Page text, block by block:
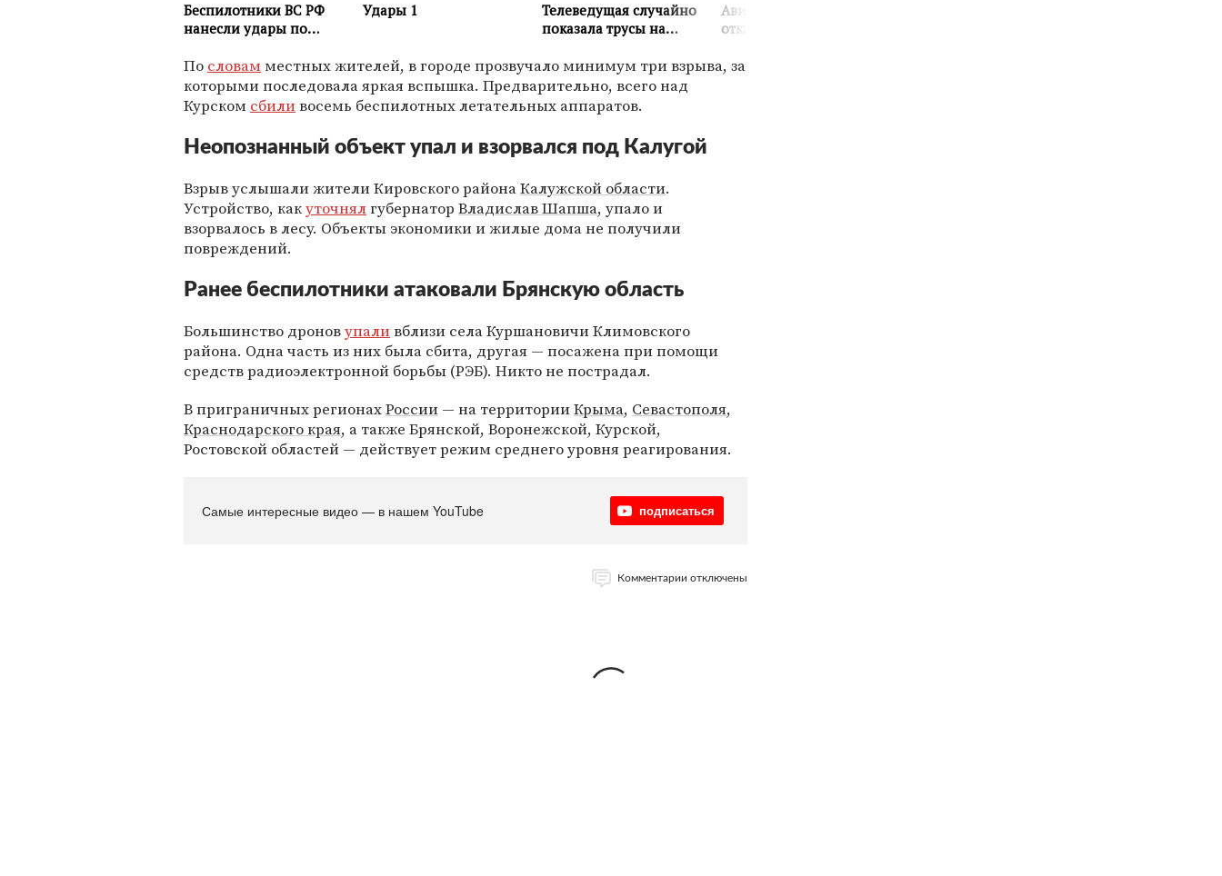
По словам местных жителей, в городе прозвучало минимум три взрыва, за
которыми последовала яркая вспышка. Предварительно, всего над
Курском сбиливосемь беспилотных летательных аппаратов.
Неопознанный объект упал и взорвался под Калугой
Взрыв услышали жители Кировского районаКалужской области.
Устройство, какуточнялгубернатор Владислав Шапша, упало и
взорвалось в лесу. Объекты экономики и жилые дома не получили
повреждений.
Ранее беспилотники атаковали Брянскую область
Большинство дроновупаливблизи села Куршановичи Климовского
района. Одна часть из них была сбита, другая — посажена при помощи
средств радиоэлектронной борьбы (РЭБ). Никто не пострадал.
В приграничных регионахРоссии — на территорииКрыма, Севастополя,
Краснодарского края, а также Брянской, Воронежской, Курской,
Ростовской областей — действует режим среднего уровня реагирования.
Самые интересные видео — в нашем YouTube подписаться
Комментарии отключены